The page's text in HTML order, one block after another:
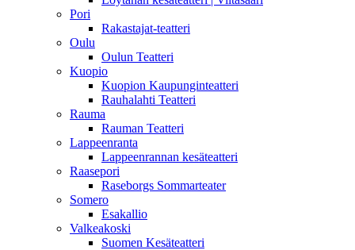
Pori
Rakastajat-teatteri
Oulu
Oulun Teatteri
Kuopio
Kuopion Kaupunginteatteri
Rauhalahti Teatteri
Rauma
Rauman Teatteri
Lappeenranta
Lappeenrannan kesäteatteri
Raasepori
Raseborgs Sommarteater
Somero
Esakallio
Valkeakoski
Suomen Kesäteatteri